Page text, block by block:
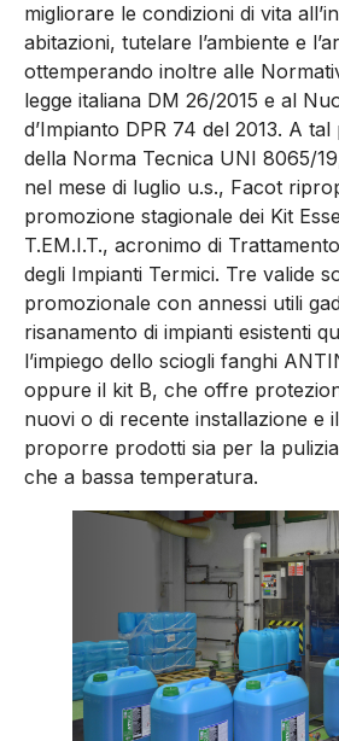
migliorare le condizioni di vita
abitazioni, tutelare l’ambiente e
ottemperando inoltre alle
legge italiana DM 26/2015 e al
d’Impianto DPR 74 del 2013. A
della Norma Tecnica UNI 8065/
nel mese di luglio u.s., Facot
promozione stagionale dei Kit
T.EM.I.T., acronimo di
degli Impianti Termici. Tre valide
promozionale con annessi utili
risanamento di impianti esistenti
l’impiego dello sciogli fanghi
oppure il kit B, che offre
nuovi o di recente installazione e
proporre prodotti sia per la
che a bassa temperatura.